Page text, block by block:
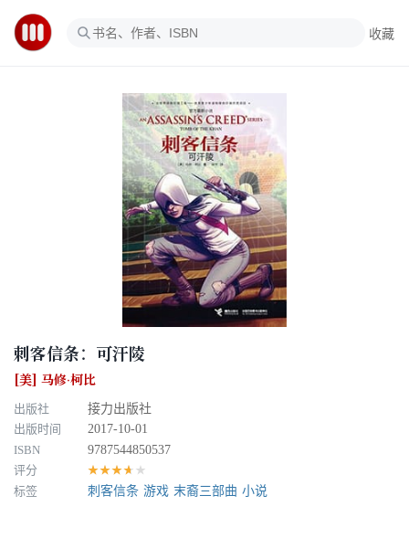
收藏
刺客信条：可汗陵
[美] 马修·柯比
出版社
接力出版社
出版时间
2017-10-01
ISBN
9787544850537
评分
★★★★★
标签 刺客信条 游戏 末裔三部曲 小说